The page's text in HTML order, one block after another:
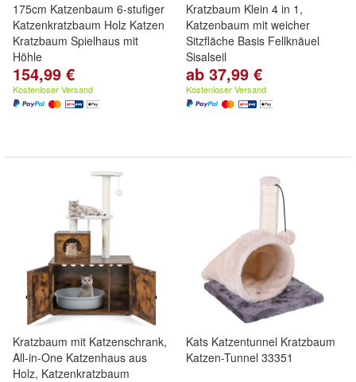
175cm Katzenbaum 6-stufiger
Katzenkratzbaum Holz Katzen
Kratzbaum Spielhaus mit
Höhle
154,99 €
Kostenloser Versand
Kratzbaum Klein 4 in 1,
Katzenbaum mit weicher
Sitzfläche Basis Fellknäuel
Sisalseil
ab 37,99 €
Kostenloser Versand
Kratzbaum mit Katzenschrank,
All-in-One Katzenhaus aus
Holz, Katzenkratzbaum
Kats Katzentunnel Kratzbaum
Katzen-Tunnel 33351